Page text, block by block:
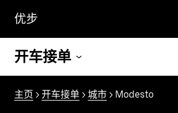
容
优步
开车接单
主页 > 开车接单 > 城市 > Modesto